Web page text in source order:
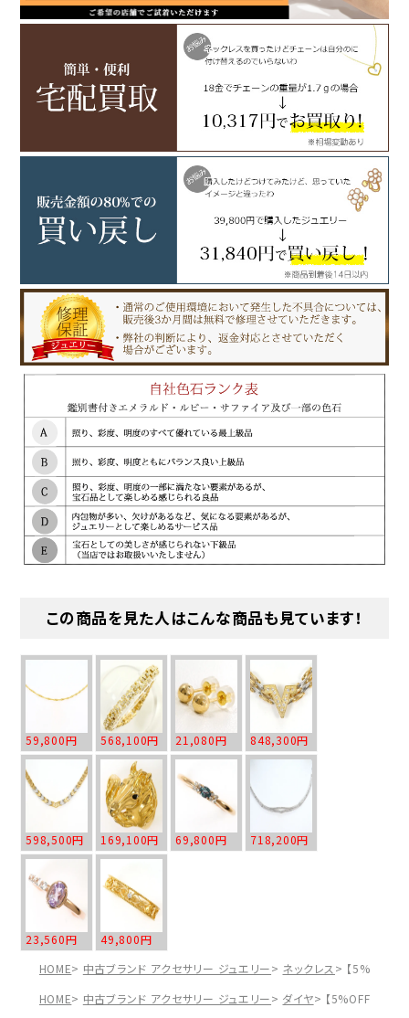
この商品を見た人はこんな商品も見ています！
59,800円 568,100円 21,080円 848,300円
598,500円 169,100円 69,800円 718,200円
23,560円
49,800円
HOME
中古ブランド アクセサリー ジュエリー ネックレス
【5%OFF
HOME
中古ブランド アクセサリー ジュエリー ダイヤ 【5%OFF】